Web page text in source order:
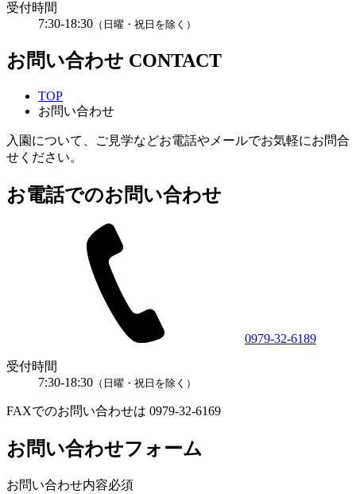
受付時間
7:30-18:30 （日曜・祝日を除く）
お問い合わせ CONTACT
TOP
お問い合わせ
入園について、ご見学などお電話やメールでお気軽にお問合
せください。
お電話でのお問い合わせ
0979-32-6189
受付時間
7:30-18:30 （日曜・祝日を除く）
FAXでのお問い合わせは 0979-32-6169
お問い合わせフォーム
お問い合わせ内容必須